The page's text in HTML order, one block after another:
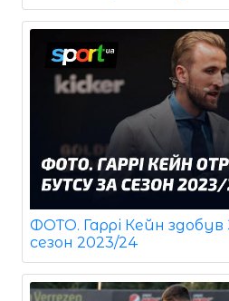
ФОТО. Гаррі Кейн
сезон 2023/24